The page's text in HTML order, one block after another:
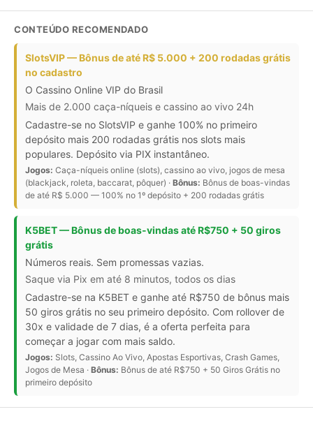
CONTEÚDO RECOMENDADO
SlotsVIP — Bônus de até R$ 5.000 + 200 rodadas grátis
no cadastro
O Cassino Online VIP do Brasil
Mais de 2.000 caça-níqueis e cassino ao vivo 24h
Cadastre-se no SlotsVIP e ganhe 100% no primeiro
depósito mais 200 rodadas grátis nos slots mais
populares. Depósito via PIX instantâneo.
Jogos: Caça-níqueis online (slots), cassino ao vivo, jogos de mesa
(blackjack, roleta, baccarat, pôquer) · Bônus: Bônus de boas-vindas
de até R$ 5.000 — 100% no 1º depósito + 200 rodadas grátis
K5BET — Bônus de boas-vindas até R$750 + 50 giros
grátis
Números reais. Sem promessas vazias.
Saque via Pix em até 8 minutos, todos os dias
Cadastre-se na K5BET e ganhe até R$750 de bônus mais
50 giros grátis no seu primeiro depósito. Com rollover de
30x e validade de 7 dias, é a oferta perfeita para
começar a jogar com mais saldo.
Jogos: Slots, Cassino Ao Vivo, Apostas Esportivas, Crash Games,
Jogos de Mesa · Bônus: Bônus de até R$750 + 50 Giros Grátis no
primeiro depósito